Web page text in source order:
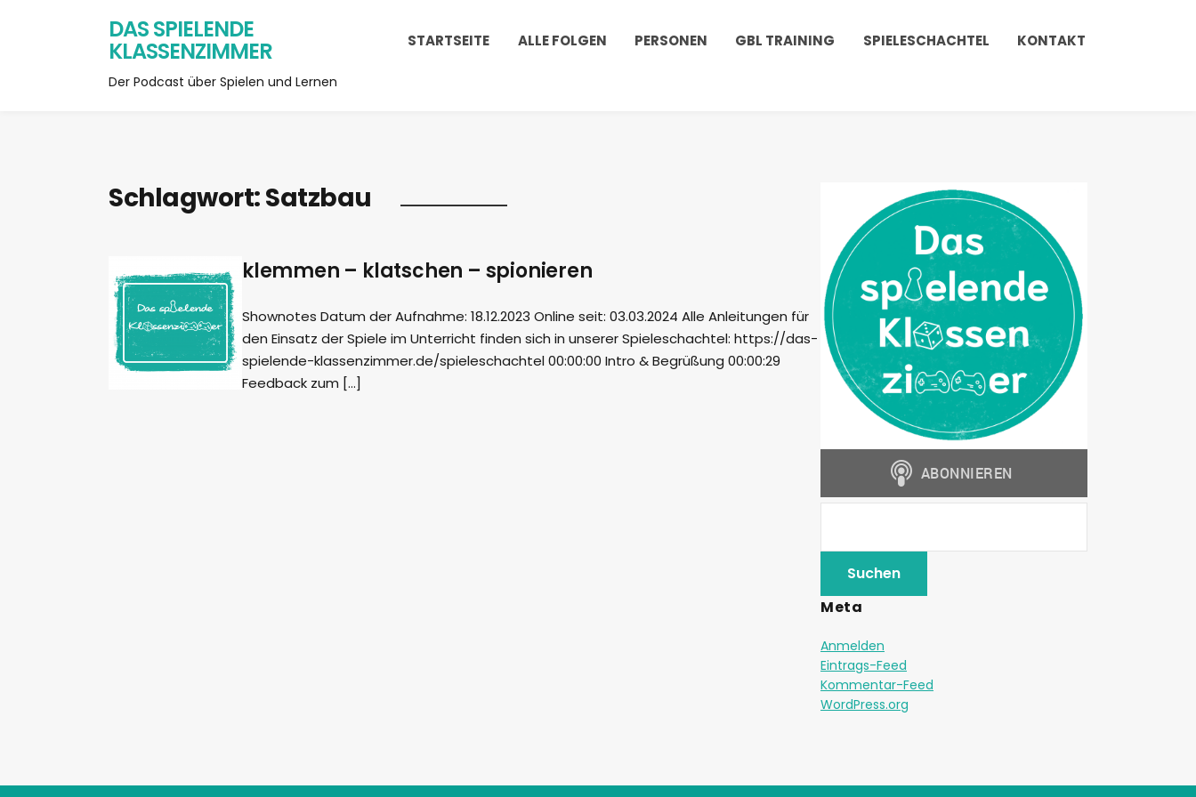
DAS SPIELENDE
KLASSENZIMMER
Der Podcast über Spielen und Lernen
STARTSEITE ALLE FOLGEN PERSONEN GBL TRAINING SPIELESCHACHTEL KONTAKT
Schlagwort:Satzbau
klemmen – klatschen – spionieren
Shownotes Datum der Aufnahme: 18.12.2023 Online seit: 03.03.2024 Alle Anleitungen für
den Einsatz der Spiele im Unterricht finden sich in unserer Spieleschachtel: https://das-
spielende-klassenzimmer.de/spieleschachtel 00:00:00 Intro & Begrüßung 00:00:29
Feedback zum […]
Meta
Anmelden
Eintrags-Feed
Kommentar-Feed
WordPress.org